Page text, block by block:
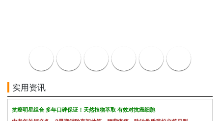
实用资讯
抗癌明星组合 多年口碑保证！天然植物萃取 有效对抗癌细胞